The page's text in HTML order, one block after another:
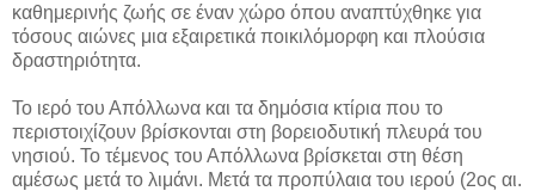
καθημερινής ζωής σε έναν χώρο όπου αναπτύχθηκε για
τόσους αιώνες μια εξαιρετικά ποικιλόμορφη και πλούσια
δραστηριότητα.
To ιερό του Απόλλωνα και τα δημόσια κτίρια που το
περιστοιχίζουν βρίσκονται στη βορειοδυτική πλευρά του
νησιού. Το τέμενος του Απόλλωνα βρίσκεται στη θέση
αμέσως μετά το λιμάνι. Μετά τα προπύλαια του ιερού (2ος αι.